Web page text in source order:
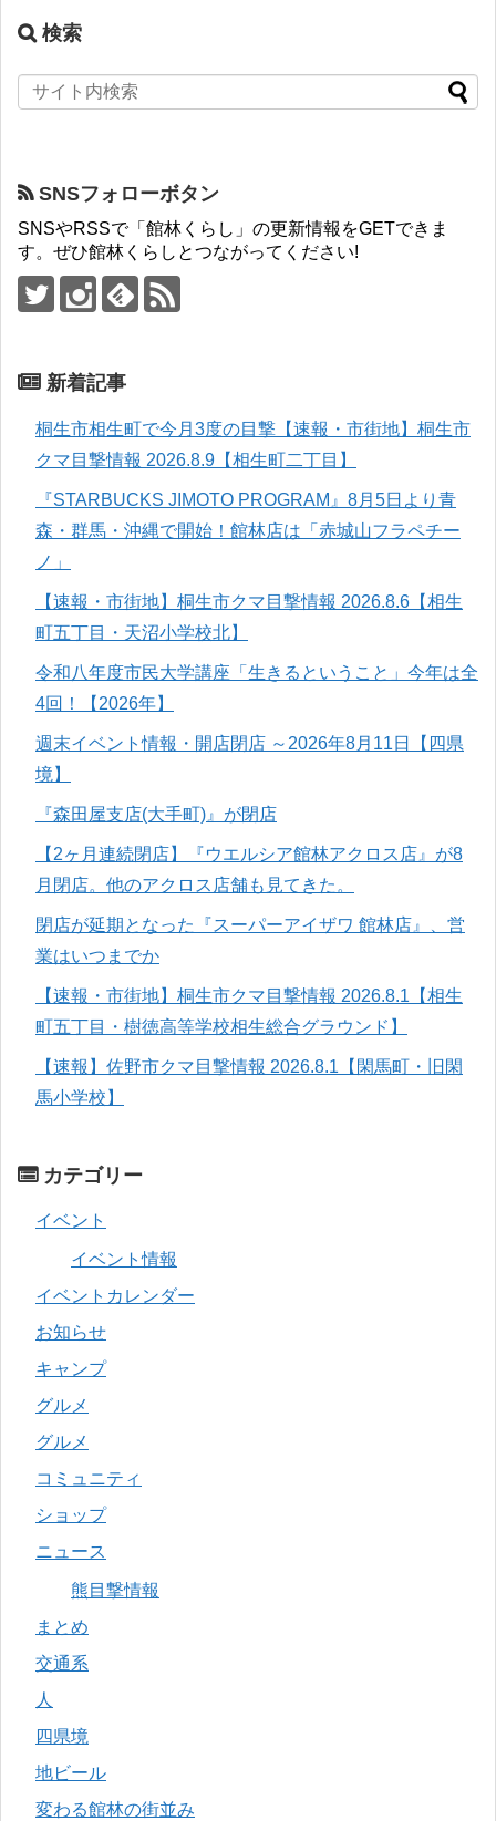
検索
SNSフォローボタン
SNSやRSSで「館林くらし」の更新情報をGETできま
す。ぜひ館林くらしとつながってください!
新着記事
桐生市相生町で今月3度の目撃【速報・市街地】桐生市
クマ目撃情報 2026.8.9【相生町二丁目】
『STARBUCKS JIMOTO PROGRAM』8月5日より青
森・群馬・沖縄で開始！館林店は「赤城山フラペチー
ノ」
【速報・市街地】桐生市クマ目撃情報 2026.8.6【相生
町五丁目・天沼小学校北】
令和八年度市民大学講座「生きるということ」今年は全
4回！【2026年】
週末イベント情報・開店閉店 ～2026年8月11日【四県
境】
『森田屋支店(大手町)』が閉店
【2ヶ月連続閉店】『ウエルシア館林アクロス店』が8
月閉店。他のアクロス店舗も見てきた。
閉店が延期となった『スーパーアイザワ 館林店』、営
業はいつまでか
【速報・市街地】桐生市クマ目撃情報 2026.8.1【相生
町五丁目・樹徳高等学校相生総合グラウンド】
【速報】佐野市クマ目撃情報 2026.8.1【閑馬町・旧閑
馬小学校】
カテゴリー
イベント
イベント情報
イベントカレンダー
お知らせ
キャンプ
グルメ
グルメ
コミュニティ
ショップ
ニュース
熊目撃情報
まとめ
交通系
人
四県境
地ビール
変わる館林の街並み